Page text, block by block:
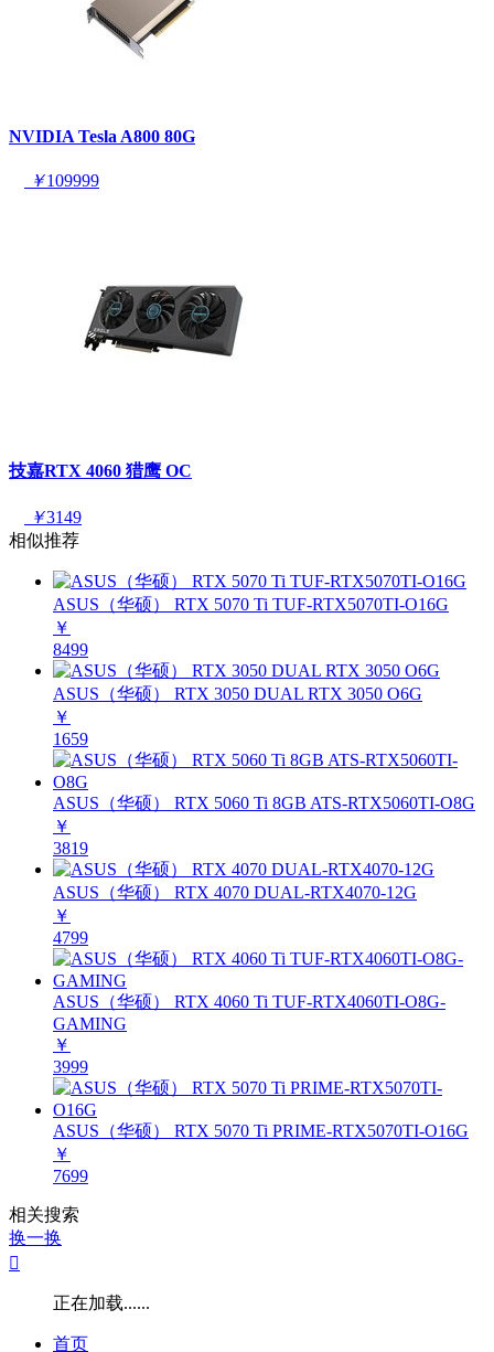
NVIDIA Tesla A800 80G
￥109999
技嘉RTX 4060 猎鹰 OC
￥3149
相似推荐
ASUS（华硕） RTX 5070 Ti TUF-RTX5070TI-O16G
￥
8499
ASUS（华硕） RTX 3050 DUAL RTX 3050 O6G
￥
1659
ASUS（华硕） RTX 5060 Ti 8GB ATS-RTX5060TI-O8G
￥
3819
ASUS（华硕） RTX 4070 DUAL-RTX4070-12G
￥
4799
ASUS（华硕） RTX 4060 Ti TUF-RTX4060TI-O8G-
GAMING
￥
3999
ASUS（华硕） RTX 5070 Ti PRIME-RTX5070TI-O16G
￥
7699
相关搜索
换一换

正在加载......
首页